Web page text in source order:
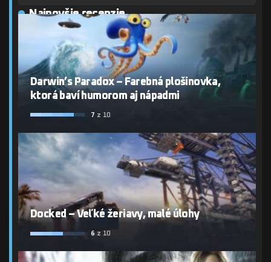
Najnovšie recenzie
Darwin’s Paradox – Farebná plošinovka,
ktorá baví humorom aj nápadmi
7 z 10
Docked – Veľké žeriavy, malé úlohy
6 z 10